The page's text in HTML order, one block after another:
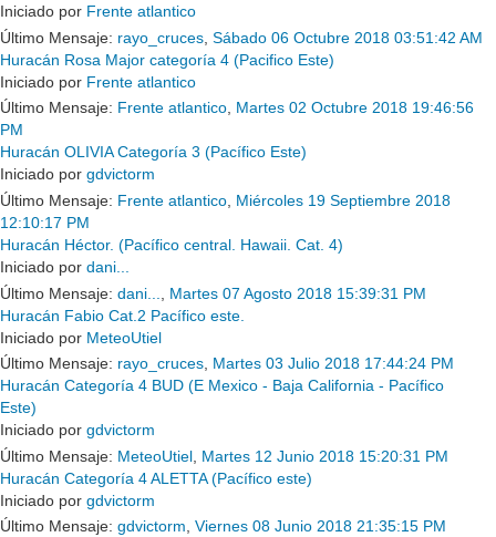
Iniciado por Frente atlantico
Último Mensaje: rayo_cruces Sábado 06 Octubre 2018 03:51:42 AM
Huracán Rosa Major categoría 4 (Pacifico Este)
Iniciado por Frente atlantico
Último Mensaje: Frente atlantico, Martes 02 Octubre 2018 19:46:56
PM
Huracán OLIVIA Categoría 3 (Pacífico Este)
Iniciado por gdvictorm
Último Mensaje: Frente atlantico Miércoles 19 Septiembre 2018
12:10:17 PM
Huracán Héctor. (Pacífico central. Hawaii. Cat. 4)
Iniciado por dani...
Último Mensaje: dani...
Martes 07 Agosto 2018 15:39:31 PM
Huracán Fabio Cat.2 Pacífico este.
Iniciado por MeteoUtiel
Último Mensaje: rayo_cruces Martes 03 Julio 2018 17:44:24 PM
Huracán Categoría 4 BUD (E Mexico - Baja California - Pacífico
Este)
Iniciado por gdvictorm
Último Mensaje: MeteoUtiel Martes 12 Junio 2018 15:20:31 PM
Huracán Categoría 4 ALETTA (Pacífico este)
Iniciado por gdvictorm
Último Mensaje: gdvictorm, Viernes 08 Junio 2018 21:35:15 PM